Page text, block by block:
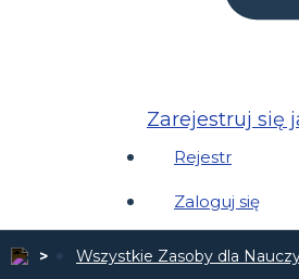
Zarejestruj się
Rejestr
Zaloguj się
Wszystkie Zasoby dla